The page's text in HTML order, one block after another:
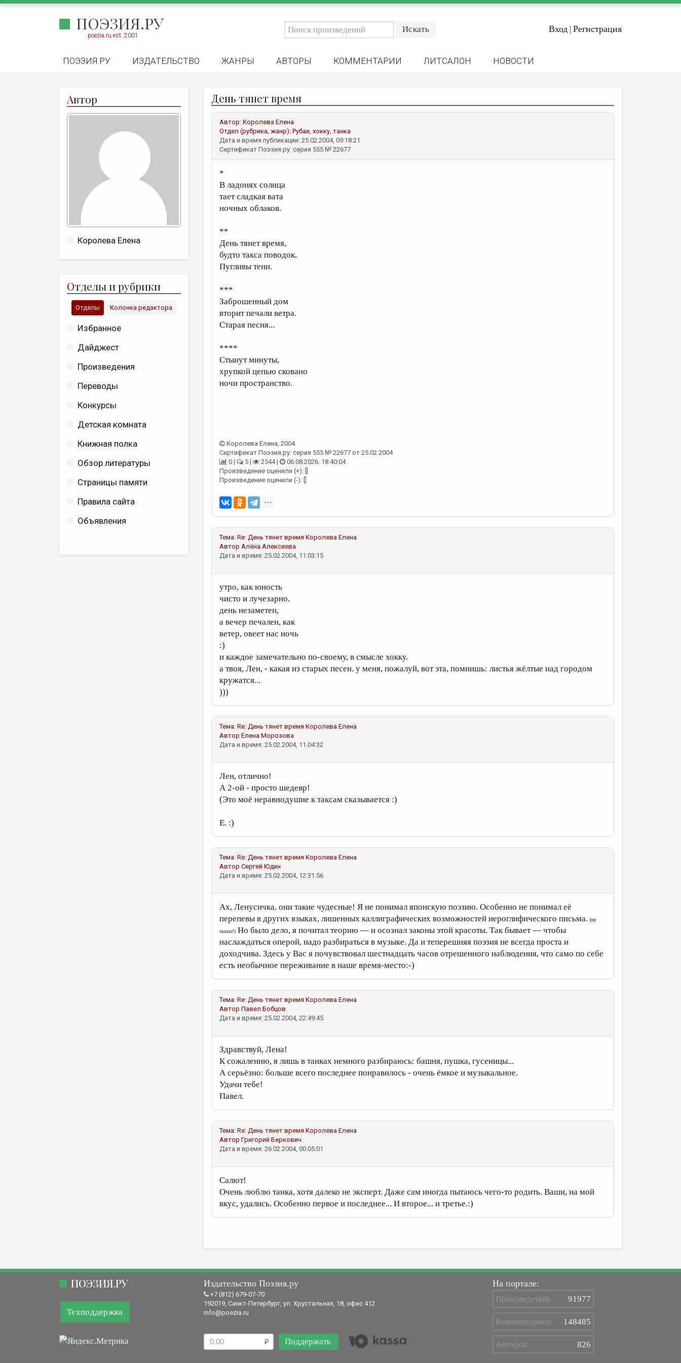
ПОЭЗИЯ.РУ
poezia.ru est. 2001
Вход | Регистрация
ПОЭЗИЯ.РУ ИЗДАТЕЛЬСТВО ЖАНРЫ АВТОРЫ КОММЕНТАРИИ ЛИТСАЛОН НОВОСТИ
Автор
Королева Елена
Отделы и рубрики
Отделы Колонка редактора
Избранное
Дайджест
Произведения
Переводы
Конкурсы
Детская комната
Книжная полка
Обзор литературы
Страницы памяти
Правила сайта
Объявления
День тянет время
Автор: Королева Елена
Отдел (рубрика, жанр): Рубаи, хокку, танка
Дата и время публикации: 25.02.2004, 09:18:21
Сертификат Поэзия.ру: серия 555 № 22677
*
В ладонях солнца
тает сладкая вата
ночных облаков.
**
День тянет время,
будто такса поводок.
Пугливы тени.
***
Заброшенный дом
вторит печали ветра.
Старая песня...
****
Стынут минуты,
хрупкой цепью сковано
ночи пространство.
Королева Елена, 2004
Сертификат Поэзия.ру: серия 555 № 22677 от 25.02.2004
0 |
5 | 2544 |
06.08.2026. 18:40:04
Произведение оценили (+): []
Произведение оценили (-): []
Тема: Re: День тянет время Королева Елена
Автор Алёна Алексеева
Дата и время: 25.02.2004, 11:03:15
утро, как юность
чисто и лучезарно.
день незаметен,
а вечер печален, как
ветер, овеет нас ночь
:)
и каждое замечательно по-своему, в смысле хокку.
а твоя, Лен, - какая из старых песен. у меня, пожалуй, вот эта, помнишь: листья жёлтые над городом
кружатся...
)))
Тема: Re: День тянет время Королева Елена
Автор Елена Морозова
Дата и время: 25.02.2004, 11:04:32
Лен, отлично!
А 2-ой - просто шедевр!
(Это моё неравнодушие к таксам сказывается :)
Е. :)
Тема: Re: День тянет время Королева Елена
Автор Сергей Юдин
Дата и время: 25.02.2004, 12:31:56
Ах, Ленусичка, они такие чудесные! Я не понимал японскую поэзию. Особенно не понимал её
перепевы в других языках, лишенных каллиграфических возможностей иероглифического письма. (ну
сказал!) Но было дело, я почитал теорию — и осознал законы этой красоты. Так бывает — чтобы
наслаждаться оперой, надо разбираться в музыке. Да и теперешняя поэзия не всегда проста и
доходчива. Здесь у Вас я почувствовал шестнадцать часов отрешенного наблюдения, что само по себе
есть необычное переживание в наше время-место:-)
Тема: Re: День тянет время Королева Елена
Автор Павел Бобцов
Дата и время: 25.02.2004, 22:49:45
Здравствуй, Лена!
К сожалению, я лишь в танках немного разбираюсь: башня, пушка, гусеницы...
А серьёзно: больше всего последнее понравилось - очень ёмкое и музыкальное.
Удачи тебе!
Павел.
Тема: Re: День тянет время Королева Елена
Автор Григорий Беркович
Дата и время: 26.02.2004, 00:05:01
Салют!
Очень люблю танка, хотя далеко не эксперт. Даже сам иногда пытаюсь чего-то родить. Ваши, на мой
вкус, удались. Особенно первое и последнее... И второе... и третье.:)
ПОЭЗИЯ.РУ
Техподдержка
Издательство Поэзия.ру
+7 (812) 679-07-70
192019, Санкт-Петербург, ул. Хрустальная, 18, офис 412
info@poezia.ru
Поддержать
На портале:
Произведений: 91977
Комментариев: 148485
Авторов: 826